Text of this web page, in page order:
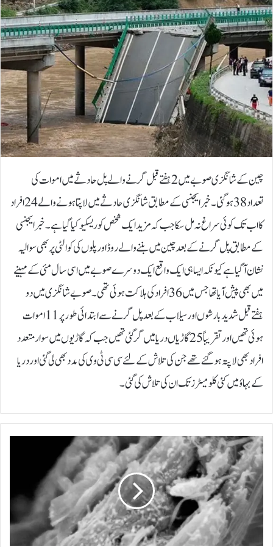
چین کے شانگزی صوبے میں 2 ہفتے قبل گرنے والے پل حادثے میں اموات کی
تعداد 38 ہوگئی۔خبر ایجنسی کے مطابق شانگزی حادثے میں لاپتا ہونے والے 24 افراد
کا اب تک کوئی سراغ نہ مل سکا جب کہ مزید ایک شخص کو ریسکیو کیا گیا ہے۔خبر ایجنسی
کے مطابق پل گرنے کے بعد چین میں بننے والے روڈ اور پلوں کی کوالٹی پر بھی سوالیہ
نشان آگیا ہے کیونکہ ایسا ہی ایک واقع ایک دوسرے صوبے میں اسی سال مئی کے مہینے
میں بھی پیش آیا تھا جس میں 36 افراد کی ہلاکت ہوئی تھی۔ صوبے شانگزی میں دو
ہفتےقبل شدید بارشوں اور سیلاب کے بعد پل گرنے سے ابتدائی طور پر 11 اموات
ہوئی تھیں اور تقریباً 25گاڑیاں دریا میں گرگئی تھیں جب کہ گاڑیوں میں سوار متعدد
افراد بھی لاپتہ ہوگئے تھے جن کی تلاش کے لئے سی سی ٹی وی کی مدد بھی لی گئی اور دریا
کے بہاؤ میں کئی کلومیٹرز تک ان کی تلاش کی گئی۔
ل
ک
ڑ
ی
ک
ک